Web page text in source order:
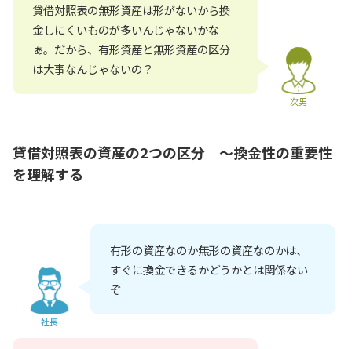
貸借対照表の無形資産は形がないから換
金しにくいものが多いんじゃないかな
ぁ。だから、有形資産と無形資産の区分
は大事なんじゃないの？
次男
貸借対照表の資産の2つの区分 ～換金性の重要性
を理解する
社長
有形の資産なのか無形の資産なのかは、
すぐに換金できるかどうかとは関係ない
ぞ